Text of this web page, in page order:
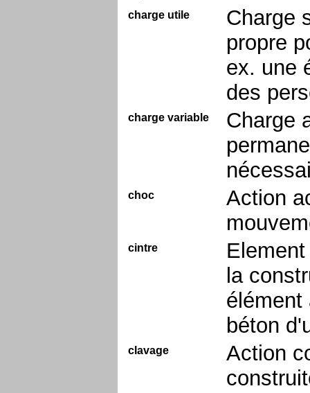
charge utile
Charge
propre
ex. une
des
charge variable
Charge
choc
Action
cintre
la
élément
béton
clavage
Action